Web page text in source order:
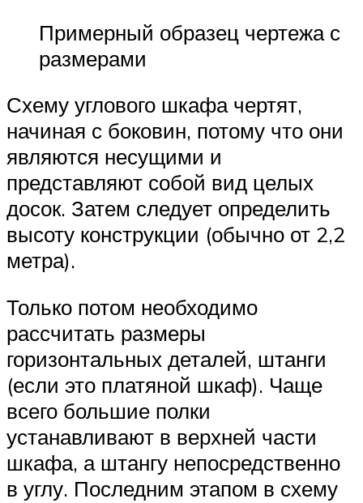
Примерный образец чертежа с
размерами
Схему углового шкафа чертят,
начиная с боковин, потому что они
являются несущими и
представляют собой вид целых
досок. Затем следует определить
высоту конструкции (обычно от 2,2
метра).
Только потом необходимо
рассчитать размеры
горизонтальных деталей, штанги
(если это платяной шкаф). Чаще
всего большие полки
устанавливают в верхней части
шкафа, а штангу непосредственно
в углу. Последним этапом в схему